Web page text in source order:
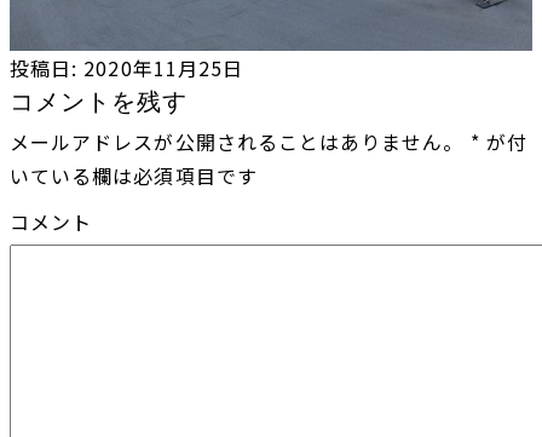
投稿日: 2020年11月25日
コメントを残す
メールアドレスが公開されることはありません。 * が付
いている欄は必須項目です
コメント